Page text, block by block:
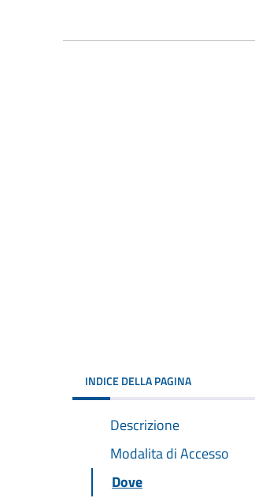
INDICE DELLA PAGINA
Descrizione
Modalita di Accesso
Dove